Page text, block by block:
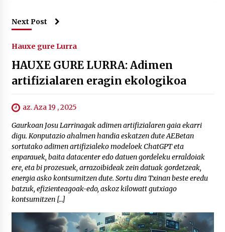
Next Post
Hauxe gure Lurra
HAUXE GURE LURRA: Adimen
artifizialaren eragin ekologikoa
az. Aza 19 , 2025
Gaurkoan Josu Larrinagak adimen artifizialaren gaia ekarri
digu. Konputazio ahalmen handia eskatzen dute AEBetan
sortutako adimen artifizialeko modeloek ChatGPT eta
enparauek, baita datacenter edo datuen gordeleku erraldoiak
ere, eta bi prozesuek, arrazoibideak zein datuak gordetzeak,
energia asko kontsumitzen dute. Sortu dira Txinan beste eredu
batzuk, efizienteagoak-edo, askoz kilowatt gutxiago
kontsumitzen […]